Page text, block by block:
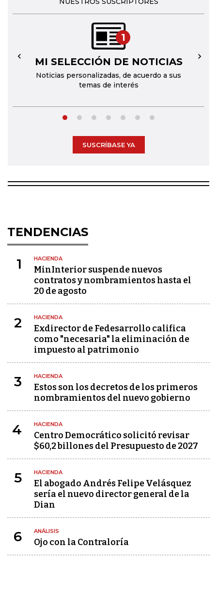
1
MI SELECCIÓN DE NOTICIAS
Noticias personalizadas, de acuerdo a sus
temas de interés
← →
SUSCRÍBASE YA
TENDENCIAS
1 HACIENDA
MinInterior suspende nuevos
contratos y nombramientos hasta el
20 de agosto
2 HACIENDA
Exdirector de Fedesarrollo califica
como "necesaria" la eliminación de
impuesto al patrimonio
3 HACIENDA
Estos son los decretos de los primeros
nombramientos del nuevo gobierno
4 HACIENDA
Centro Democrático solicitó revisar
$60,2 billones del Presupuesto de 2027
5 HACIENDA
El abogado Andrés Felipe Velásquez
sería el nuevo director general de la
Dian
6 ANÁLISIS
Ojo con la Contraloría